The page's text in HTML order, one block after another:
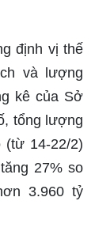
định vị thế
và lượng
kê của Sở
tổng lượng
(từ 14-22/2)
27% so
3.960 tỷ